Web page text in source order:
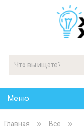
Меню
Главная
Все